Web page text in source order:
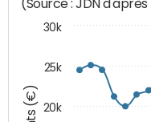
(Source : JDN
20k
25k
30k